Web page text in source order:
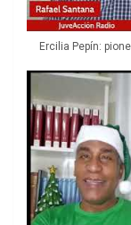
Ercilia Pepín: